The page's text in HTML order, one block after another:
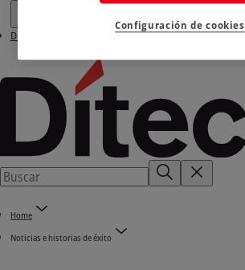
Ditec e-shop
Home
Noticias e historias de éxito
Configuración de cookies